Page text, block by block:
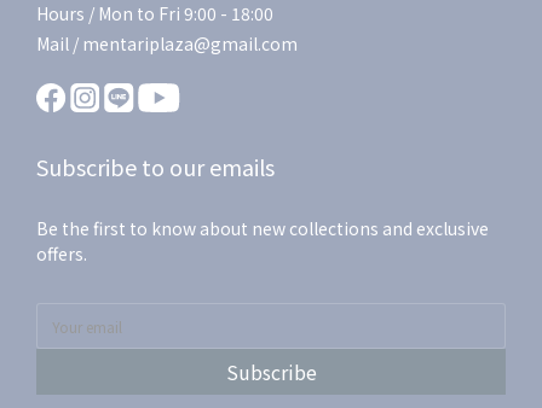
Hours / Mon to Fri 9:00 - 18:00
Mail / mentariplaza@gmail.com
Subscribe to our emails
Be the first to know about new collections and exclusive
offers.
Subscribe